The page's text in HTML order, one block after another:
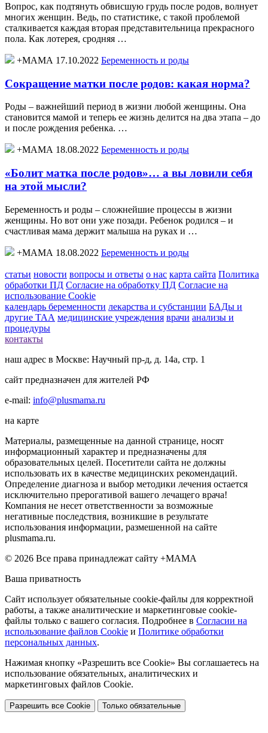
Вопрос, как подтянуть обвисшую грудь после родов, волнует
многих женщин. Ведь, по статистике, с такой проблемой
сталкивается каждая вторая представительница прекрасного
пола. Как лотерея, сродняя …
+МАМА 17.10.2022 Беременность и роды
Сокращение матки после родов: какая норма?
Роды – важнейший период в жизни любой женщины. Она
становится мамой и теперь ее жизнь делится на два этапа – до
и после рождения ребенка. …
+МАМА 18.08.2022 Беременность и роды
«Болит матка после родов»… а вы ловили себя
на этой мысли?
Беременность и роды – сложнейшие процессы в жизни
женщины. Но вот они уже позади. Ребенок родился – и
счастливая мама держит малыша на руках и …
+МАМА 18.08.2022 Беременность и роды
статьи новости вопросы и ответы о нас карта сайта Политика
обработки ПД Согласие на обработку ПД Согласие на
использование Cookie
календарь беременности лекарства и субстанции БАДы и
другие ТАА медицинские учреждения врачи анализы и
процедуры
контакты
наш адрес в Москве: Научный пр-д, д. 14а, стр. 1
сайт предназначен для жителей РФ
e-mail: info@plusmama.ru
на карте
Материалы, размещенные на данной странице, носят
информационный характер и предназначены для
образовательных целей. Посетители сайта не должны
использовать их в качестве медицинских рекомендаций.
Определение диагноза и выбор методики лечения остается
исключительно прерогативой вашего лечащего врача!
Компания не несет ответственности за возможные
негативные последствия, возникшие в результате
использования информации, размешенной на сайте
plusmama.ru.
© 2026 Все права принадлежат сайту +МАМА
Ваша приватность
Сайт использует обязательные cookie-файлы для корректной
работы, а также аналитические и маркетинговые cookie-
файлы только с вашего согласия. Подробнее в Согласии на
использование файлов Cookie и Политике обработки
персональных данных.
Нажимая кнопку «Разрешить все Cookie» Вы соглашаетесь на
использование обязательных, аналитических и
маркетинговых файлов Cookie.
Разрешить все Cookie Только обязательные